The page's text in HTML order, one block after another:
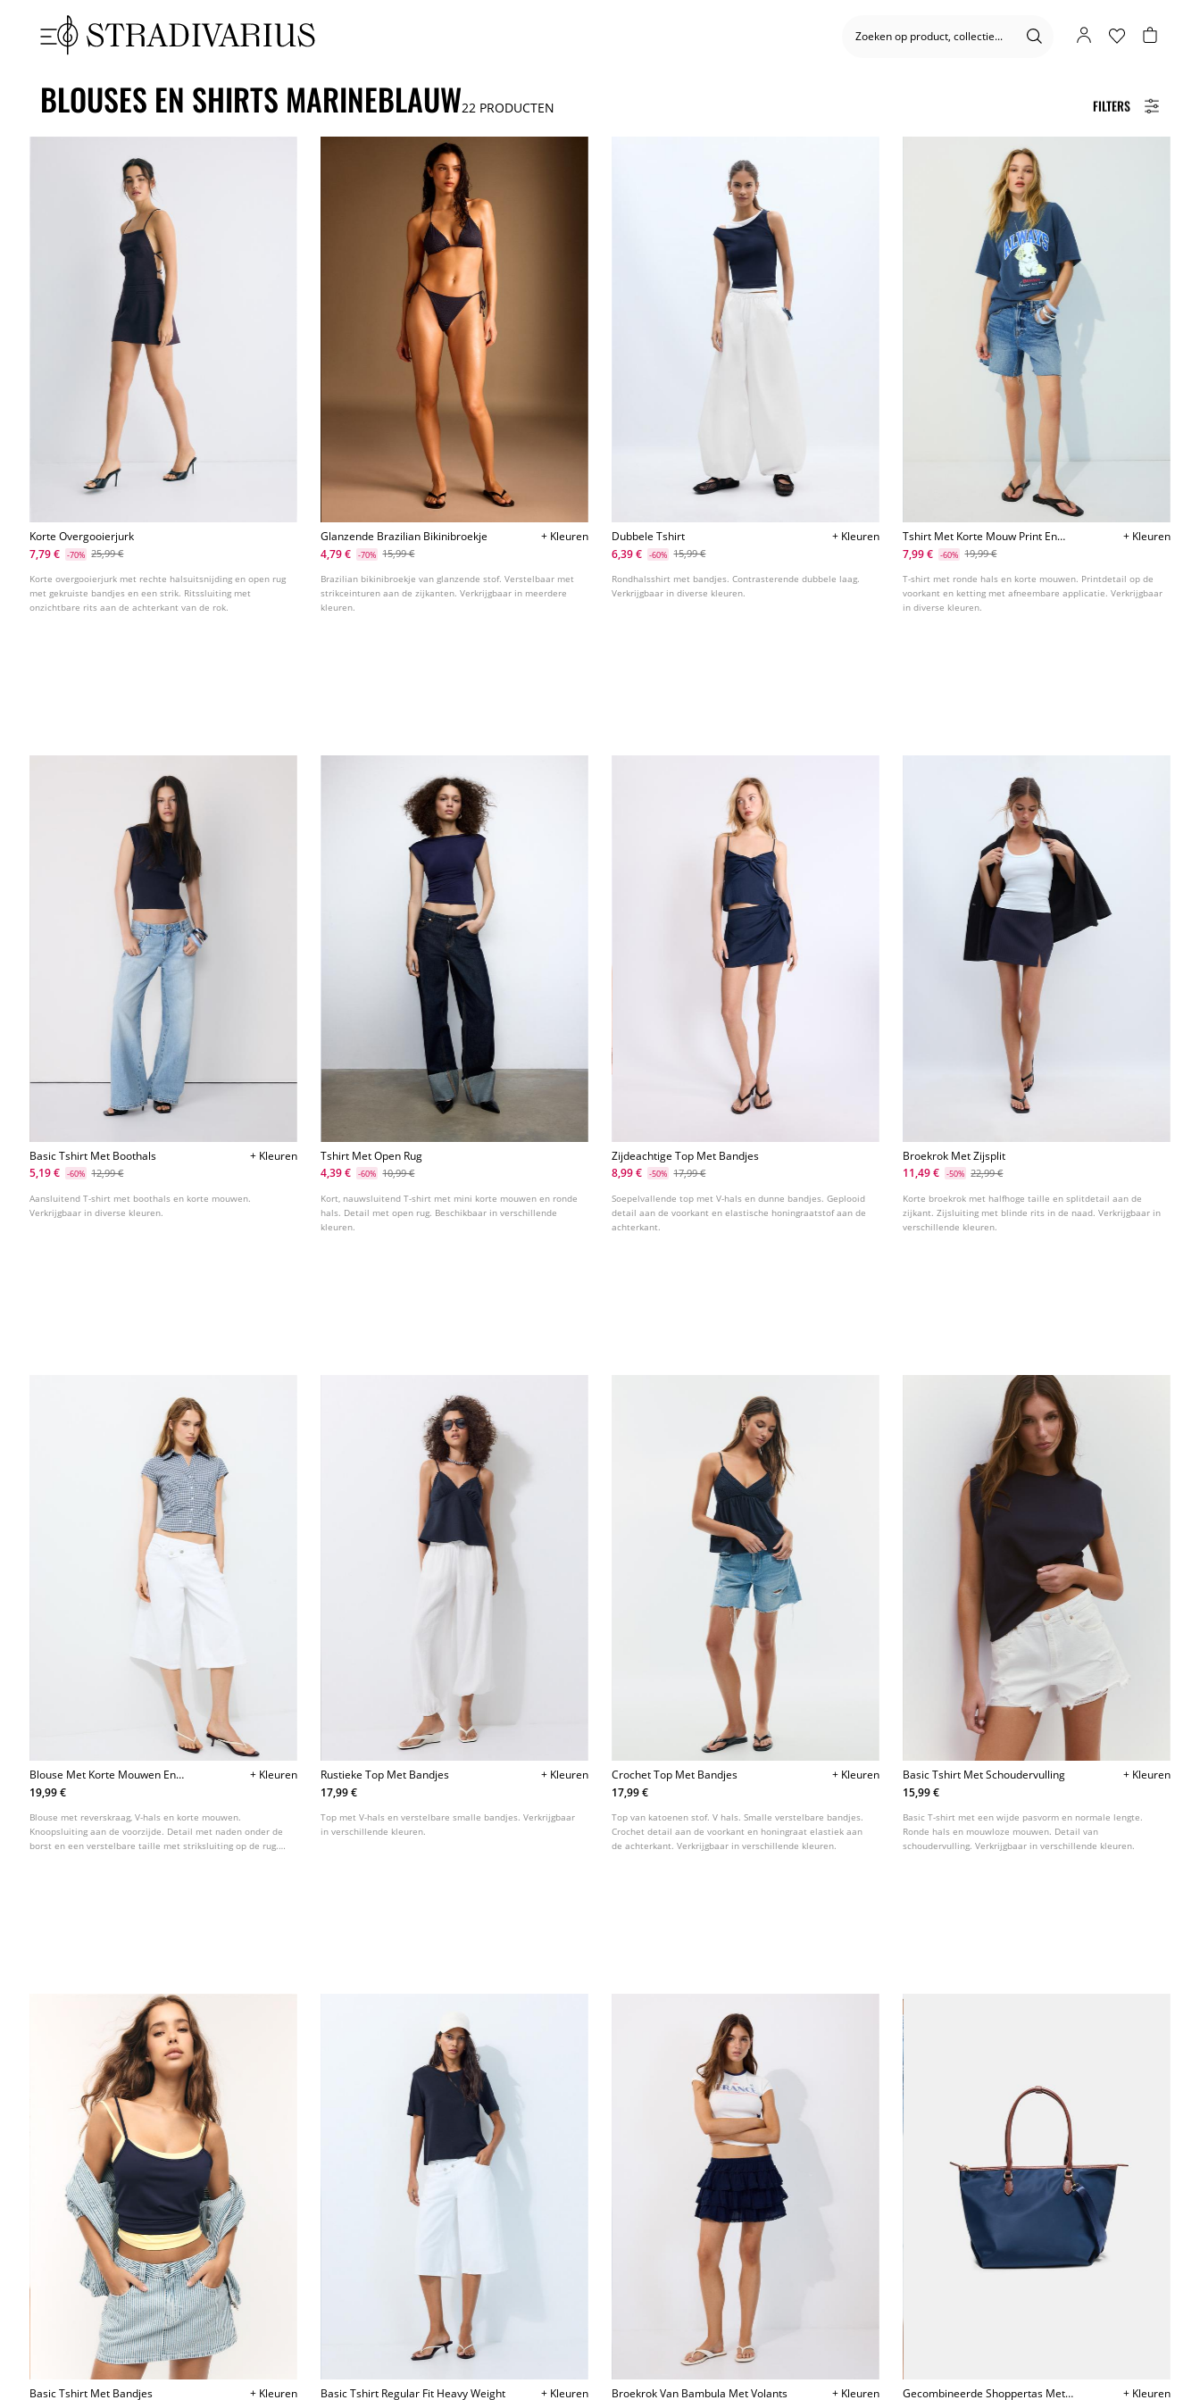
FILTERS
BLOUSES EN SHIRTS MARINEBLAUW22 PRODUCTEN
Korte Overgooierjurk
7,79 €
-70% 25,99 €
Korte overgooierjurk met rechte halsuitsnijding en open rug
met gekruiste bandjes en een strik. Ritssluiting met
onzichtbare rits aan de achterkant van de rok.
Glanzende Brazilian Bikinibroekje
+ Kleuren
4,79 €
-70% 15,99 €
Brazilian bikinibroekje van glanzende stof. Verstelbaar met
strikceinturen aan de zijkanten. Verkrijgbaar in meerdere
kleuren.
Dubbele Tshirt
+ Kleuren
6,39 €
-60% 15,99 €
Rondhalsshirt met bandjes. Contrasterende dubbele laag.
Verkrijgbaar in diverse kleuren.
Tshirt Met Korte Mouw Print En
Applicatie
+ Kleuren
7,99 €
-60% 19,99 €
T-shirt met ronde hals en korte mouwen. Printdetail op de
voorkant en ketting met afneembare applicatie. Verkrijgbaar
in diverse kleuren.
Basic Tshirt Met Boothals
+ Kleuren
5,19 €
-60% 12,99 €
Aansluitend T-shirt met boothals en korte mouwen.
Verkrijgbaar in diverse kleuren.
Tshirt Met Open Rug
4,39 €
-60% 10,99 €
Kort, nauwsluitend T-shirt met mini korte mouwen en ronde
hals. Detail met open rug. Beschikbaar in verschillende
kleuren.
Zijdeachtige Top Met Bandjes
8,99 €
-50% 17,99 €
Soepelvallende top met V-hals en dunne bandjes. Geplooid
detail aan de voorkant en elastische honingraatstof aan de
achterkant.
Broekrok Met Zijsplit
11,49 €
-50% 22,99 €
Korte broekrok met halfhoge taille en splitdetail aan de
zijkant. Zijsluiting met blinde rits in de naad. Verkrijgbaar in
verschillende kleuren.
Blouse Met Korte Mouwen En
Deelnaden Onder De Borst
+ Kleuren
19,99 €
Blouse met reverskraag, V-hals en korte mouwen.
Knoopsluiting aan de voorzijde. Detail met naden onder de
borst en een verstelbare taille met striksluiting op de rug.
Rustieke Top Met Bandjes
+ Kleuren
17,99 €
Top met V-hals en verstelbare smalle bandjes. Verkrijgbaar
in verschillende kleuren.
Crochet Top Met Bandjes
+ Kleuren
17,99 €
Top van katoenen stof. V hals. Smalle verstelbare bandjes.
Crochet detail aan de voorkant en honingraat elastiek aan
de achterkant. Verkrijgbaar in verschillende kleuren.
Basic Tshirt Met Schoudervulling
+ Kleuren
15,99 €
Basic T-shirt met een wijde pasvorm en normale lengte.
Ronde hals en mouwloze mouwen. Detail van
schoudervulling. Verkrijgbaar in verschillende kleuren.
Basic Tshirt Met Bandjes
+ Kleuren
Basic Tshirt Regular Fit Heavy Weight
+ Kleuren
Broekrok Van Bambula Met Volants
+ Kleuren
Gecombineerde Shoppertas Met
+ Kleuren